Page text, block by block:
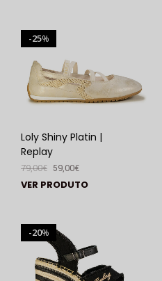
%
25
Loly Shiny Platin |
Replay
79,00€ 59,00€
VER PRODUTO
%
20